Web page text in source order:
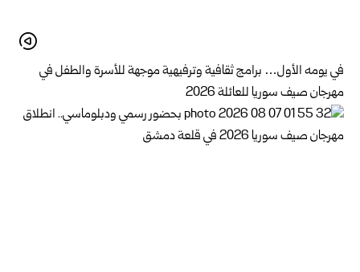
في يومه الأول… برامج ثقافية وترفيهية موجهة للأسرة والطفل في
مهرجان صيف سوريا للعائلة 2026